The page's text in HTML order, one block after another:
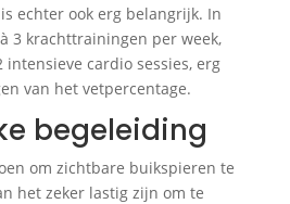
echter ook erg belangrijk. In
3 krachttrainingen per week,
cardio sessies, erg
van het vetpercentage.
begeleiding
om zichtbare buikspieren te
het zeker lastig zijn om te